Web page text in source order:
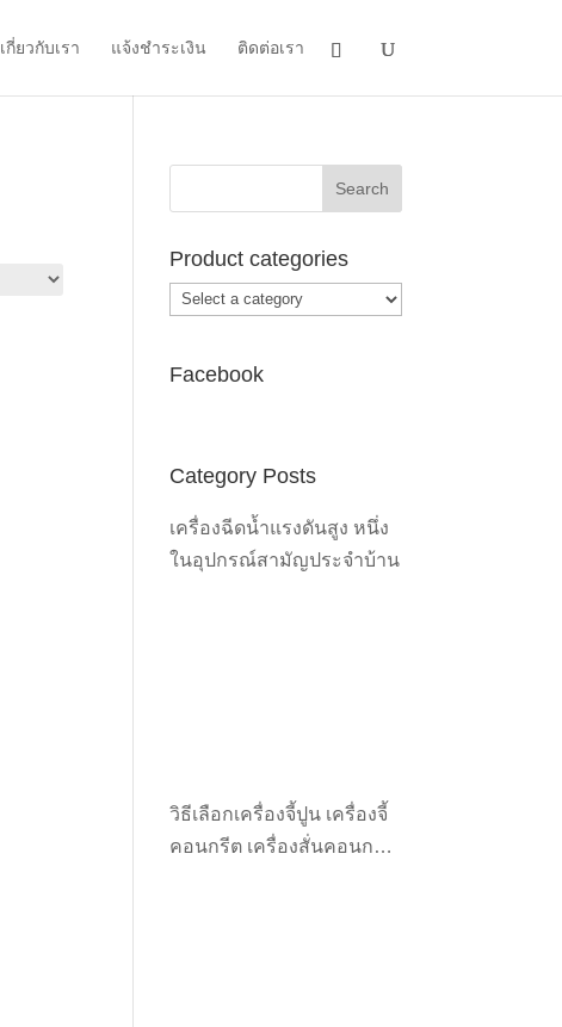
เกี่ยวกับเรา แจ้งชำระเงิน ติดต่อเรา
Product categories
Facebook
Category Posts
เครื่องฉีดน้ำแรงดันสูง หนึ่ง
ในอุปกรณ์สามัญประจำบ้าน
วิธีเลือกเครื่องจี้ปูน เครื่องจี้
คอนกรีต เครื่องสั่นคอนกรีต